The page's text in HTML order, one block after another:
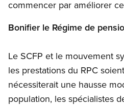
commencer par améliorer
Bonifier le Régime de
Le SCFP et le mouvement
les prestations du RPC
nécessiterait une hausse
population, les spécialistes